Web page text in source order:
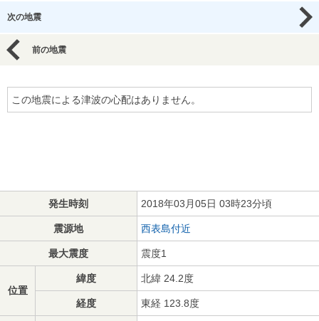
次の地震
前の地震
この地震による津波の心配はありません。
発生時刻 2018年03月05日 03時23分頃
震源地 西表島付近
最大震度 震度1
位置
緯度 北緯 24.2度
経度 東経 123.8度